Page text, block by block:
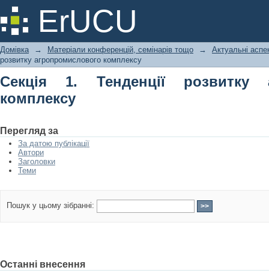
ErUCU
Секція 1. Тенденції розвитку
Домівка → Матеріали конференцій, семінарів тощо →
Актуальні
розвитку агропромислового комплексу
Секція 1. Тенденції розвитку
комплексу
Перегляд за
За датою публікації
Автори
Заголовки
Теми
Пошук у цьому зібранні:
Останні внесення